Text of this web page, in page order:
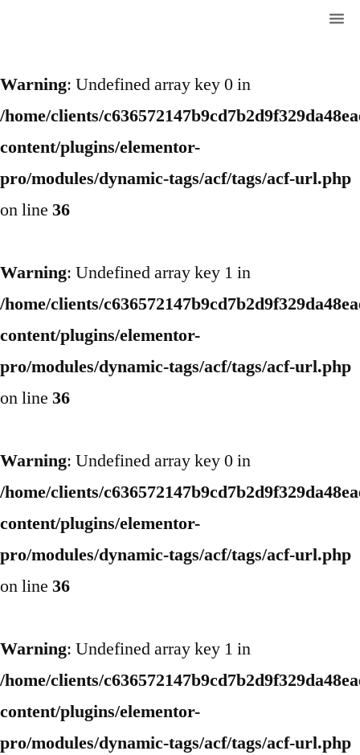
Warning: Undefined array key 0 in
/home/clients/
content/plugins/elementor-
pro/modules/dynamic-tags/acf/tags/acf-url.php
on line 36
Warning: Undefined array key 1 in
/home/clients/
content/plugins/elementor-
pro/modules/dynamic-tags/acf/tags/acf-url.php
on line 36
Warning: Undefined array key 0 in
/home/clients/
content/plugins/elementor-
pro/modules/dynamic-tags/acf/tags/acf-url.php
on line 36
Warning: Undefined array key 1 in
/home/clients/
content/plugins/elementor-
pro/modules/dynamic-tags/acf/tags/acf-url.php